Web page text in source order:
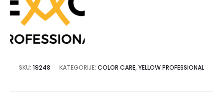
SKU: 19248 KATEGORIJE: COLOR CARE, YELLOW PROFESSIONAL